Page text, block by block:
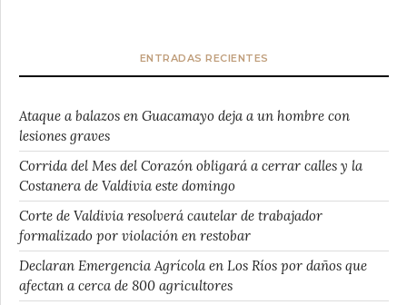
ENTRADAS RECIENTES
Ataque a balazos en Guacamayo deja a un hombre con
lesiones graves
Corrida del Mes del Corazón obligará a cerrar calles y la
Costanera de Valdivia este domingo
Corte de Valdivia resolverá cautelar de trabajador
formalizado por violación en restobar
Declaran Emergencia Agrícola en Los Ríos por daños que
afectan a cerca de 800 agricultores